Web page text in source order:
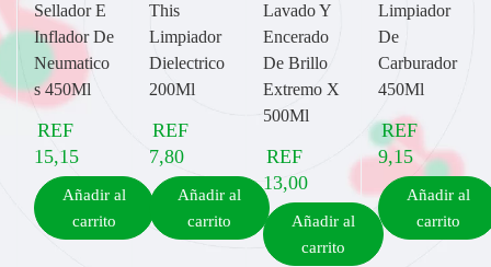
Sellador E
Inflador De
Neumatico
s 450Ml
REF
15,15
Añadir al
carrito
This
Limpiador
Dielectrico
200Ml
REF
7,80
Añadir al
carrito
Lavado Y
Encerado
De Brillo
Extremo X
500Ml
REF
13,00
Añadir al
carrito
Limpiador
De
Carburador
450Ml
REF
9,15
Añadir al
carrito